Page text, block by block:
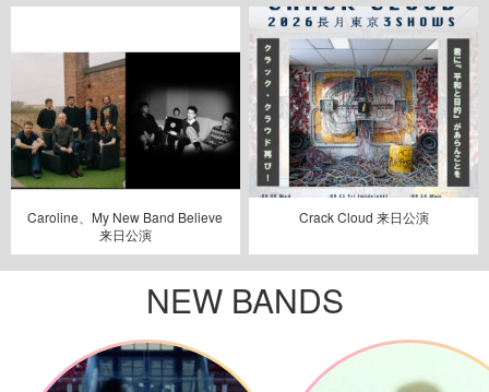
Caroline、My New Band Believe
来日公演
Crack Cloud 来日公演
NEW BANDS